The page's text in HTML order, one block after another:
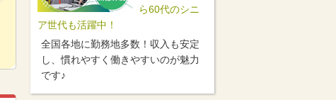
ら60代のシニ
ア世代も活躍中！
全国各地に勤務地多数！収入も安定
し、慣れやすく働きやすいのが魅力
です♪